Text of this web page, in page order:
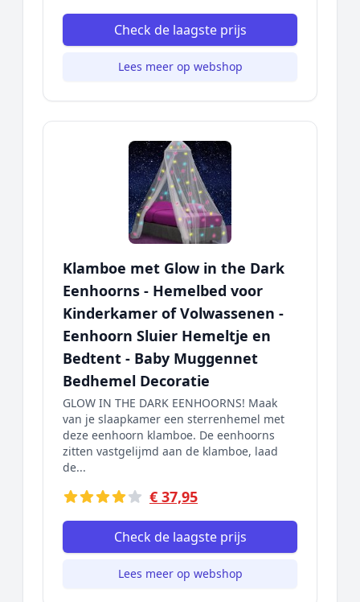
Check de laagste prijs
Lees meer op webshop
Klamboe met Glow in the Dark
Eenhoorns - Hemelbed voor
Kinderkamer of Volwassenen -
Eenhoorn Sluier Hemeltje en
Bedtent - Baby Muggennet
Bedhemel Decoratie
GLOW IN THE DARK EENHOORNS! Maak
van je slaapkamer een sterrenhemel met
deze eenhoorn klamboe. De eenhoorns
zitten vastgelijmd aan de klamboe, laad
de...
€ 37,95
Check de laagste prijs
Lees meer op webshop